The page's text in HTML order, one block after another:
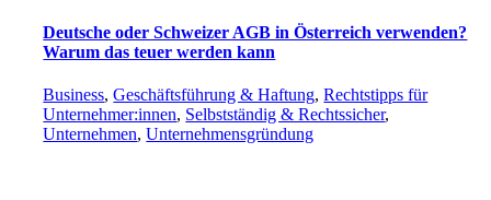
Deutsche oder Schweizer AGB in Österreich verwenden?
Warum das teuer werden kann
Business,Geschäftsführung & Haftung,Rechtstipps für
Unternehmer:innen, Selbstständig & Rechtssicher,
Unternehmen,Unternehmensgründung